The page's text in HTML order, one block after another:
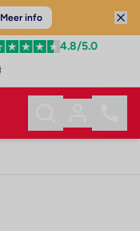
Meer info
4.8/5.0